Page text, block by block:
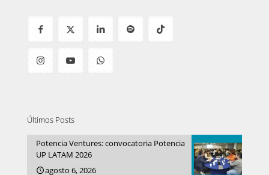
Últimos Posts
Potencia Ventures: convocatoria Potencia
UP LATAM 2026
agosto 6, 2026